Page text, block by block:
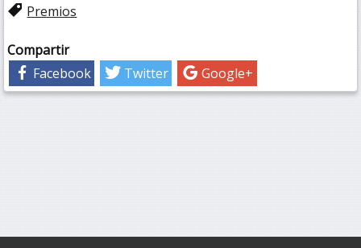
Premios
Compartir
Facebook
Twitter Google+